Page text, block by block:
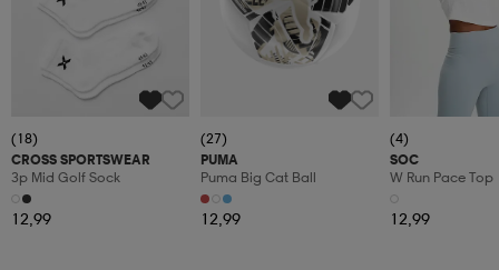
(18)
CROSS SPORTSWEAR
3p Mid Golf Sock
12,99
(27)
PUMA
Puma Big Cat Ball
12,99
(4)
SOC
W Run Pace Top
12,99